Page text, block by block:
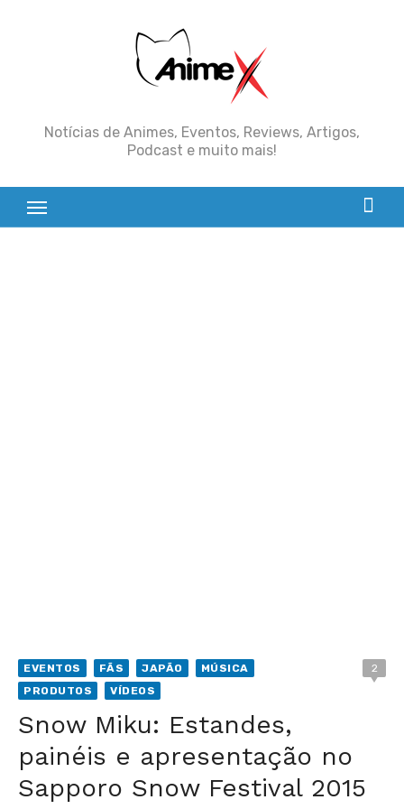
Notícias de Animes, Eventos, Reviews, Artigos,
Podcast e muito mais!
EVENTOS FÃS JAPÃO
MÚSICA
PRODUTOS
VÍDEOS
2
Snow Miku: Estandes,
painéis e apresentação no
Sapporo Snow Festival 2015